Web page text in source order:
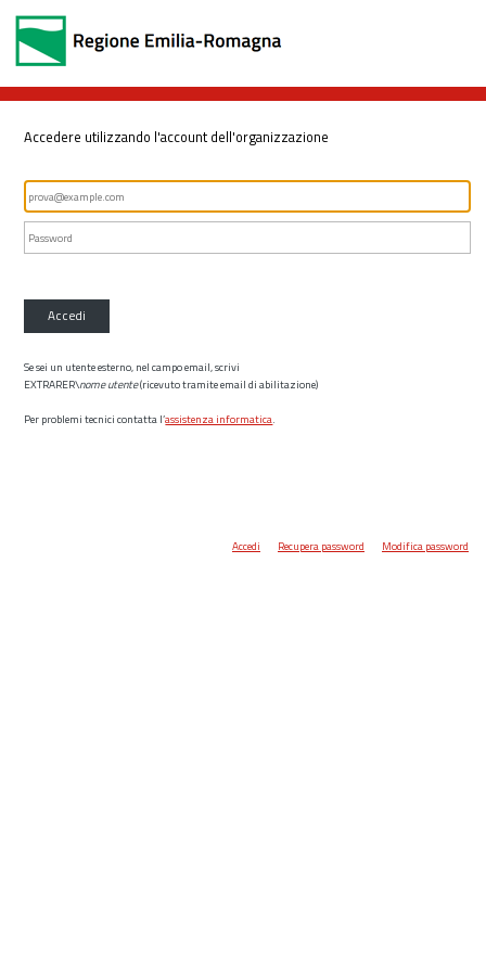
Accedere utilizzando l'account dell'organizzazione
Accedi
Se sei un utente esterno, nel campo email, scrivi
EXTRARER\nome utente(ricevuto tramite email di abilitazione)
Per problemi tecnici contatta l’assistenza informatica.
Accedi Recupera password Modifica password